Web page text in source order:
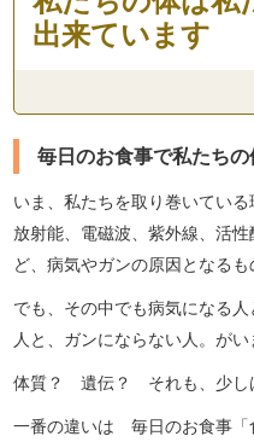
出来ています
毎日のお食事で私たち
いま、私たちを取り巻いている
放射能、電磁波、紫外線、活
ど、病気やガンの原因となるも
でも、その中でも病気になる
人と、ガンにならない人。が
体質？ 遺伝？ それも、少し
一番の違いは 毎日のお食事「